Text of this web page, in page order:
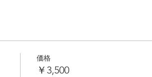
価格
￥3,500